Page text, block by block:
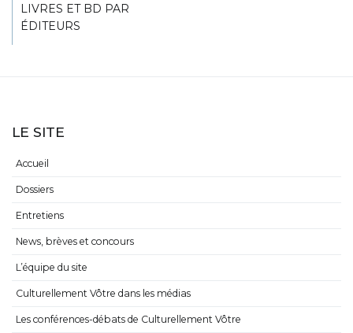
LIVRES ET BD PAR
ÉDITEURS
LE SITE
Accueil
Dossiers
Entretiens
News, brèves et concours
L’équipe du site
Culturellement Vôtre dans les médias
Les conférences-débats de Culturellement Vôtre